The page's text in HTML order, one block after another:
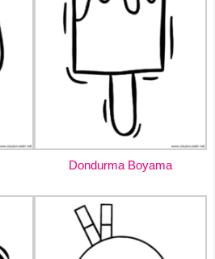
Dondurma Boyama